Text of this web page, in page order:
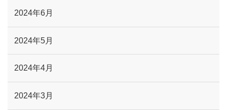
2024年6月
2024年5月
2024年4月
2024年3月